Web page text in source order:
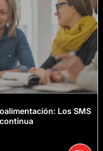
Los SMS